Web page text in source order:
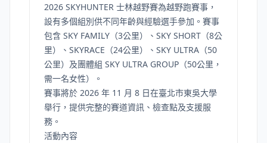
2026 SKYHUNTER 士林越野賽為越野跑賽事，
設有多個組別供不同年齡與經驗選手參加。賽事
包含 SKY FAMILY（3公里）、SKY SHORT（8公
里）、SKYRACE（24公里）、SKY ULTRA（50
公里）及團體組 SKY ULTRA GROUP（50公里，
需一名女性）。
賽事將於 2026 年 11 月 8 日在臺北市東吳大學
舉行，提供完整的賽道資訊、檢查點及支援服
務。
活動內容